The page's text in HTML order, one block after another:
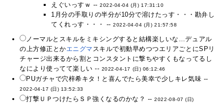
えぐいっすｗ --2022-04-04 (月) 17:31:10
1月分の手取りの半分が10分で溶けたっす・・・勘弁し
てくれっす・・・ --2022-04-04 (月) 21:57:58
ノーマルとスキルをミキシングすると結構楽しいな…デュアル
の上方修正とかエニグマ スキルで初動早めつつエリアごとにSPリ
チャージ出来るから割とコンスタントに撃ちやすくもなってるし
なにより使ってて楽しい -- 2022-04-17 (日) 06:12:46
PUガチャで穴梓希キタ！と喜んでたら美幸で少しキレ気味 --
2022-04-17 (日) 13:52:33
打撃ＵＰつけたらＳＰ強くなるのかな？ --2022-08-07 (日)